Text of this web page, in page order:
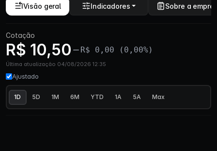
Visão geral Indicadores Sobre a
Cotação
R$ 10,50 R$ 0,00 (0,00%)
Última atualização 04/08/2026 12:35
Ajustado
1D 5D 1M 6M YTD 1A 5A Max